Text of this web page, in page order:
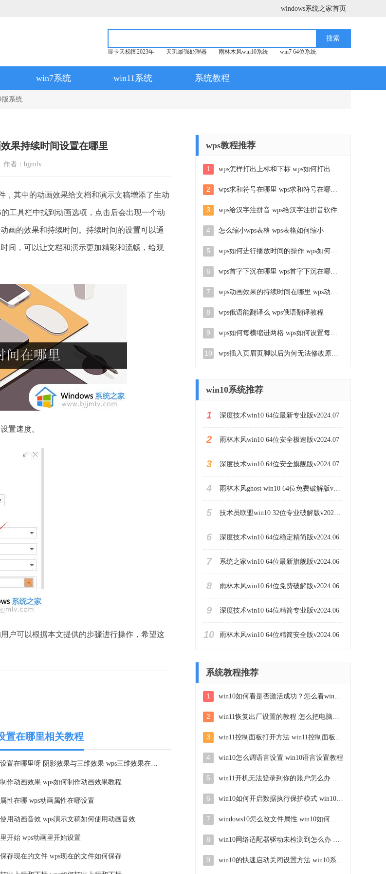
windows系统之家首页
显卡天梯图2023年 天玑最强处理器 雨林木风win10系统 win7 64位系统
win7系统 win11系统 系统教程
版系统
果持续时间设置在哪里
作者：bjjmlv
其中的动画效果给文档和演示文稿增添了生动
工具栏中找到动画选项，点击后会出现一个动
画的效果和持续时间。持续时间的设置可以通
间，可以让文档和演示更加精彩和流畅，给观
置速度。
可以根据本文提供的步骤进行操作，希望这
置在哪里相关教程
wps效果设置在哪里呀 阴影效果与三维效果 wps三维效果在哪里设置
作动画效果 wps如何制作动画效果教程
性在哪 wps动画属性在哪设置
用动画音效 wps演示文稿如何使用动画音效
开始 wps动画里开始设置
存现在的文件 wps现在的文件如何保存
wps教程推荐
1 wps怎样打出上标和下标 wps如何打出上标和下标
2 wps求和符号在哪里 wps求和符号在哪个菜单
3 wps给汉字注拼音 wps给汉字注拼音软件
4 怎么缩小wps表格 wps表格如何缩小
5 wps如何进行播放时间的操作 wps如何设置幻灯片的播放时间
6 wps首字下沉在哪里 wps首字下沉在哪个工具栏
7 wps动画效果的持续时间在哪里 wps动画效果持续时间设置在哪里
8 wps俄语能翻译么 wps俄语翻译教程
9 wps如何每横缩进两格 wps如何设置每行缩进两格
10 wps插入页眉页脚以后为何无法修改原文 wps插入页眉页脚后无法编辑
win10系统推荐
1 深度技术win10 64位最新专业版v2024.07
2 雨林木风win10 64位安全极速版v2024.07
3 深度技术win10 64位安全旗舰版v2024.07
4 雨林木风ghost win10 64位免费破解版v2024.07
5 技术员联盟win10 32位专业破解版v2023.06
6 深度技术win10 64位稳定精简版v2024.06
7 系统之家win10 64位最新旗舰版v2024.06
8 雨林木风win10 64位免费破解版v2024.06
9 深度技术win10 64位精简专业版v2024.06
10 雨林木风win10 64位精简安全版v2024.06
系统教程推荐
1 win10如何看是否激活成功？怎么看win10是否激活状态
2 win11恢复出厂设置的教程 怎么把电脑恢复出厂设置win11
3 win11控制面板打开方法 win11控制面板在哪里打开
4 win10怎么调语言设置 win10语言设置教程
5 win11开机无法登录到你的账户怎么办 win11开机无法登录账号修复方案
6 win10如何开启数据执行保护模式 win10怎么打开数据执行保护功能
7 windows10怎么改文件属性 win10如何修改文件属性
8 win10网络适配器驱动未检测到怎么办 win10未检测网络适配器的驱动程序处理方法
9 win10的快速启动关闭设置方法 win10系统的快速启动怎么关闭